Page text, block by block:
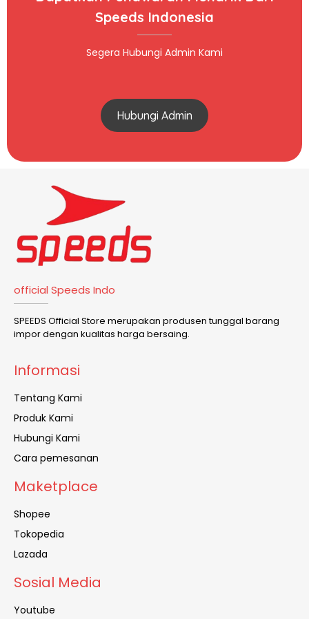
Speeds Indonesia
Segera Hubungi Admin Kami
Hubungi Admin
official Speeds Indo
SPEEDS Official Store merupakan produsen tunggal barang
impor dengan kualitas harga bersaing.
Informasi
Tentang Kami
Produk Kami
Hubungi Kami
Cara pemesanan
Maketplace
Shopee
Tokopedia
Lazada
Sosial Media
Youtube